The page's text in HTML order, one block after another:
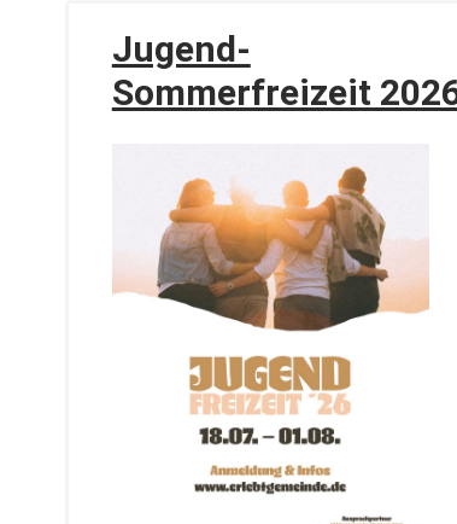
Jugend-
Sommerfreizeit